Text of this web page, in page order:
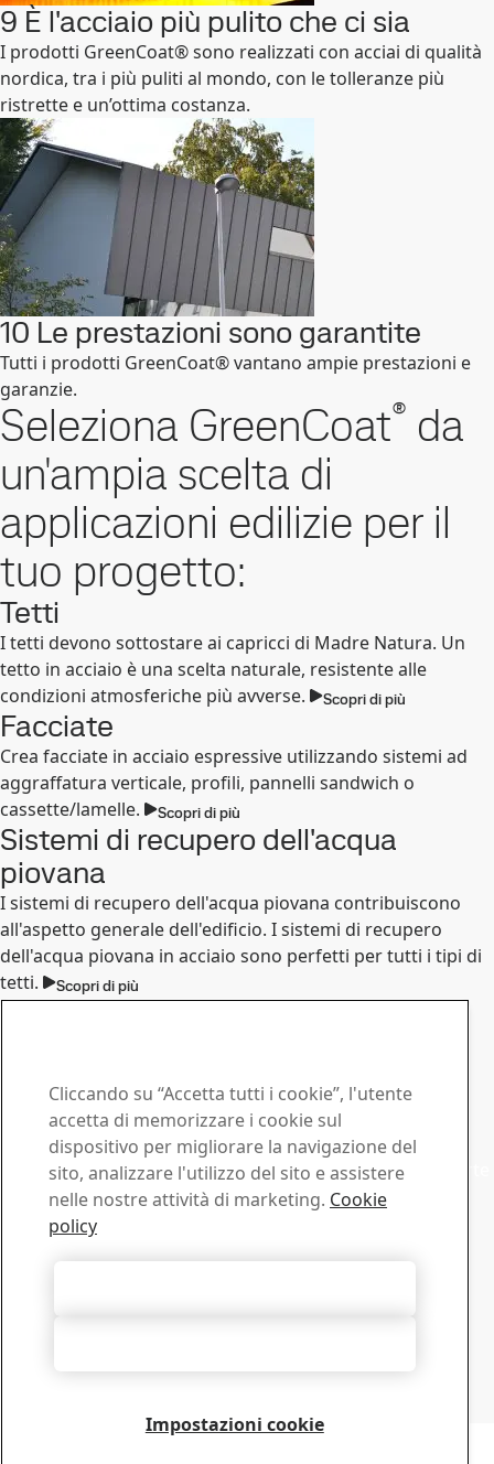
9 È l'acciaio più pulito che ci sia
I prodotti GreenCoat® sono realizzati con acciai di qualità
nordica, tra i più puliti al mondo, con le tolleranze più
ristrette e un’ottima costanza.
10 Le prestazioni sono garantite
Tutti i prodotti GreenCoat® vantano ampie prestazioni e
garanzie.
Seleziona GreenCoat® da
un'ampia scelta di
applicazioni edilizie per il
tuo progetto:
Tetti
I tetti devono sottostare ai capricci di Madre Natura. Un
tetto in acciaio è una scelta naturale, resistente alle
condizioni atmosferiche più avverse.
Scopri di più
Facciate
Crea facciate in acciaio espressive utilizzando sistemi ad
aggraffatura verticale, profili, pannelli sandwich o
cassette/lamelle.
Scopri di più
Sistemi di recupero dell'acqua
piovana
I sistemi di recupero dell'acqua piovana contribuiscono
all'aspetto generale dell'edificio. I sistemi di recupero
dell'acqua piovana in acciaio sono perfetti per tutti i tipi di
tetti.
Scopri di più
richiesta
Commerciale
Mettiti in contatto con il supporto commerciale per offerte
o informazioni
Contatto vendite
Supporto Tecnico
Copyright 2026
Cliccando su “Accetta tutti i cookie”, l'utente
accetta di memorizzare i cookie sul
dispositivo per migliorare la navigazione del
sito, analizzare l'utilizzo del sito e assistere
nelle nostre attività di marketing. Cookie
policy
Impostazioni cookie